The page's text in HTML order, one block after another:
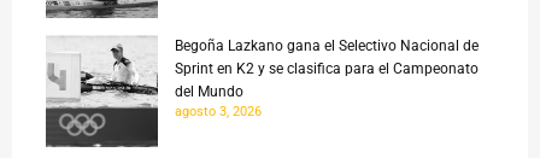
Begoña Lazkano gana el Selectivo Nacional de
Sprint en K2 y se clasifica para el Campeonato
del Mundo
agosto 3, 2026